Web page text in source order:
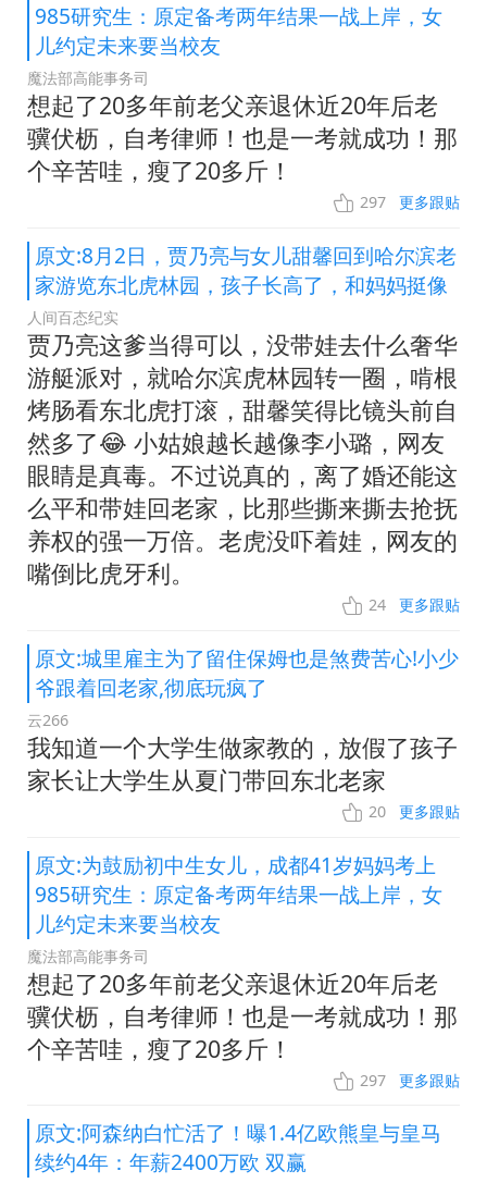
985研究生：原定备考两年结果一战上岸，女
儿约定未来要当校友
魔法部高能事务司
想起了20多年前老父亲退休近20年后老
骥伏枥，自考律师！也是一考就成功！那
个辛苦哇，瘦了20多斤！
297 更多跟贴
原文:8月2日，贾乃亮与女儿甜馨回到哈尔滨老
家游览东北虎林园，孩子长高了，和妈妈挺像
人间百态纪实
贾乃亮这爹当得可以，没带娃去什么奢华
游艇派对，就哈尔滨虎林园转一圈，啃根
烤肠看东北虎打滚，甜馨笑得比镜头前自
然多了😂 小姑娘越长越像李小璐，网友
眼睛是真毒。不过说真的，离了婚还能这
么平和带娃回老家，比那些撕来撕去抢抚
养权的强一万倍。老虎没吓着娃，网友的
嘴倒比虎牙利。
24 更多跟贴
原文:城里雇主为了留住保姆也是煞费苦心!小少
爷跟着回老家,彻底玩疯了
云266
我知道一个大学生做家教的，放假了孩子
家长让大学生从夏门带回东北老家
20 更多跟贴
原文:为鼓励初中生女儿，成都41岁妈妈考上
985研究生：原定备考两年结果一战上岸，女
儿约定未来要当校友
魔法部高能事务司
想起了20多年前老父亲退休近20年后老
骥伏枥，自考律师！也是一考就成功！那
个辛苦哇，瘦了20多斤！
297 更多跟贴
原文:阿森纳白忙活了！曝1.4亿欧熊皇与皇马
续约4年：年薪2400万欧 双赢